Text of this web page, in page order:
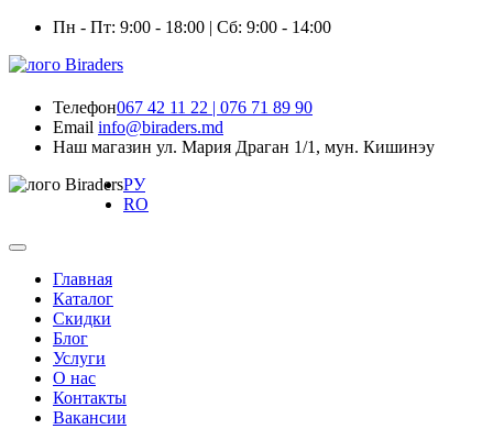
Пн - Пт: 9:00 - 18:00 | Сб: 9:00 - 14:00
Телефон067 42 11 22 | 076 71 89 90
Email info@biraders.md
Наш магазин ул. Мария Драган 1/1, мун. Кишинэу
РУ
RO
Главная
Каталог
Скидки
Блог
Услуги
О нас
Контакты
Вакансии